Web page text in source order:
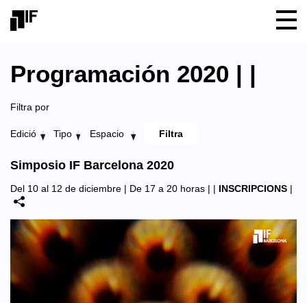
Programación 2020 | |
Filtra por
Edició Tipo Espacio
Simposio IF Barcelona 2020
Del 10 al 12 de diciembre | De 17 a 20 horas | | INSCRIPCIONS |